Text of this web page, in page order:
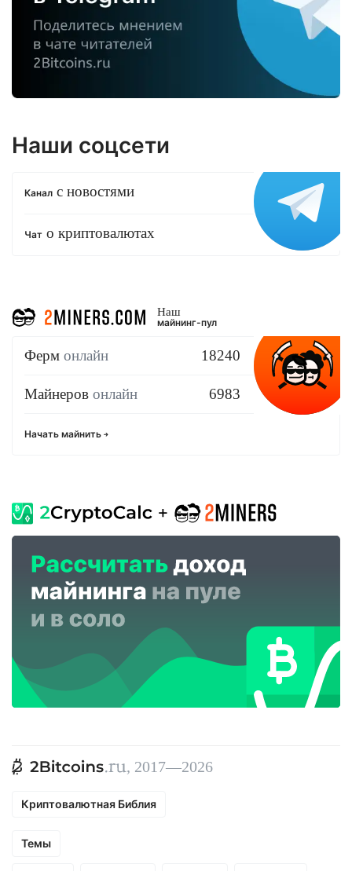
Наши соцсети
Канал с новостями
Чат о криптовалютах
Наш
майнинг-пул
Ферм онлайн 18240
Майнеров онлайн 6983
Начать майнить
, 2017—2026
Криптовалютная Библия
Темы